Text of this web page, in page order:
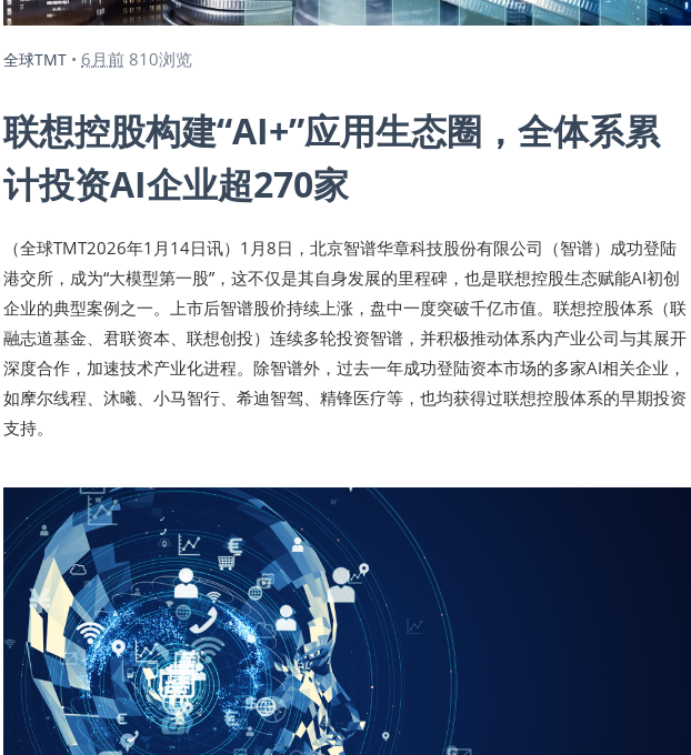
全球TMT • 6月前 810浏览
联想控股构建“AI+”应用生态圈，全体系累
计投资AI企业超270家
（全球TMT2026年1月14日讯）1月8日，北京智谱华章科技股份有限公司（智谱）成功登陆
港交所，成为“大模型第一股”，这不仅是其自身发展的里程碑，也是联想控股生态赋能AI初创
企业的典型案例之一。上市后智谱股价持续上涨，盘中一度突破千亿市值。联想控股体系（联
融志道基金、君联资本、联想创投）连续多轮投资智谱，并积极推动体系内产业公司与其展开
深度合作，加速技术产业化进程。除智谱外，过去一年成功登陆资本市场的多家AI相关企业，
如摩尔线程、沐曦、小马智行、希迪智驾、精锋医疗等，也均获得过联想控股体系的早期投资
支持。